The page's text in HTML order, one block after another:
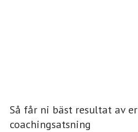
Så får ni bäst resultat av er
coachingsatsning